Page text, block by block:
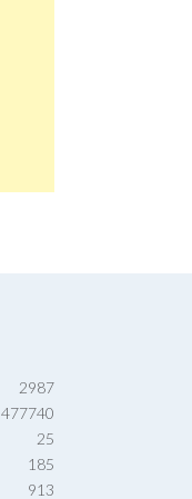
2987
477740
25
185
913